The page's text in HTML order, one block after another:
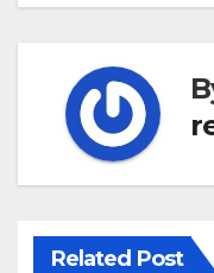
Related Post